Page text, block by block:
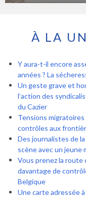
À LA
Y aura-t-il encore
années ? La
Un geste grave et
l’action des
du Cazier
Tensions migratoires
contrôles aux
Des journalistes de
scène avec un jeune
Vous prenez la route
davantage de
Belgique
Une carte adressée